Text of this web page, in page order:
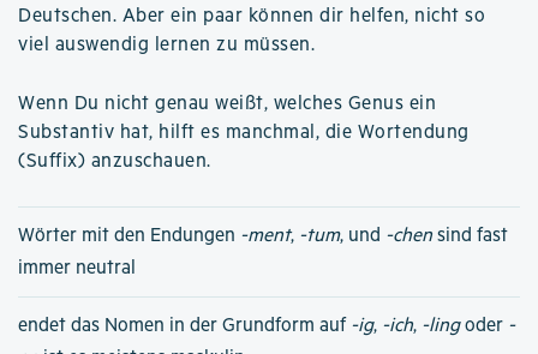
Deutschen. Aber ein paar können dir helfen, nicht so
viel auswendig lernen zu müssen.
Wenn Du nicht genau weißt, welches Genus ein
Substantiv hat, hilft es manchmal, die Wortendung
(Suffix) anzuschauen.
Wörter mit den Endungen -ment, -tum, und -chen sind fast
immer neutral
endet das Nomen in der Grundform auf -ig, -ich, -lingoder -